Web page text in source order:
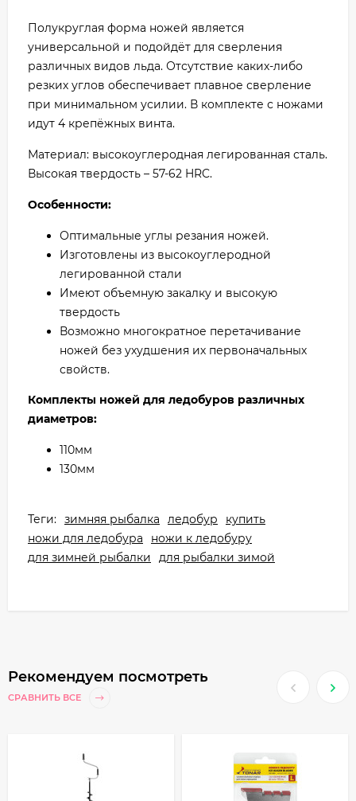
Полукруглая форма ножей является
универсальной и подойдёт для сверления
различных видов льда. Отсутствие каких-либо
резких углов обеспечивает плавное сверление
при минимальном усилии. В комплекте с ножами
идут 4 крепёжных винта.
Материал: высокоуглеродная легированная сталь.
Высокая твердость – 57-62 HRC.
Особенности:
Оптимальные углы резания ножей.
Изготовлены из высокоуглеродной
легированной стали
Имеют объемную закалку и высокую
твердость
Возможно многократное перетачивание
ножей без ухудшения их первоначальных
свойств.
Комплекты ножей для ледобуров различных
диаметров:
110мм
130мм
Теги: зимняя рыбалка ледобур
купить
ножи для ледобура
ножи к ледобуру
для зимней рыбалки
для рыбалки зимой
Рекомендуем посмотреть
СРАВНИТЬ ВСЕ